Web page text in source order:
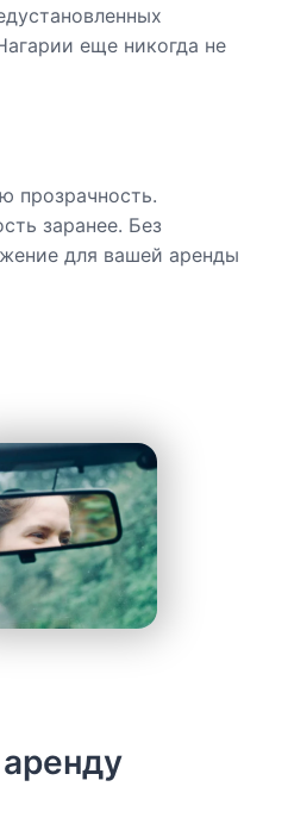
еще никогда не
прозрачность.
заранее. Без
для вашей аренды